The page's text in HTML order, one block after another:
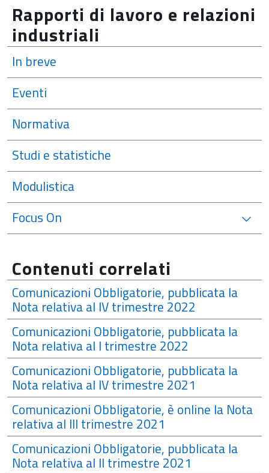
Rapporti di lavoro e relazioni
industriali
In breve
Eventi
Normativa
Studi e statistiche
Modulistica
Focus On
Contenuti correlati
Comunicazioni Obbligatorie, pubblicata la
Nota relativa al IV trimestre 2022
Comunicazioni Obbligatorie, pubblicata la
Nota relativa al I trimestre 2022
Comunicazioni Obbligatorie, pubblicata la
Nota relativa al IV trimestre 2021
Comunicazioni Obbligatorie, è online la Nota
relativa al III trimestre 2021
Comunicazioni Obbligatorie, pubblicata la
Nota relativa al II trimestre 2021